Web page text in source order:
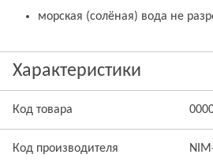
морская (солёная) вода не
Характеристики
Код товара
Код производителя